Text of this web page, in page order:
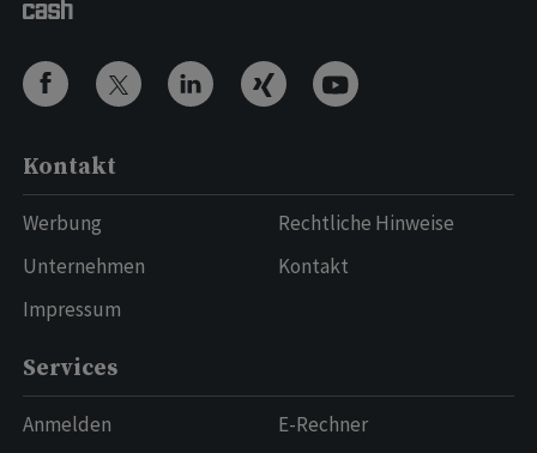
Kontakt
Werbung
Unternehmen
Impressum
Rechtliche Hinweise
Kontakt
Services
Anmelden
E-Rechner